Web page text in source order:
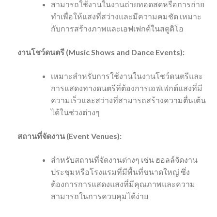
สามารถใช้งานในงานถ่ายทอดสดหรือการถ่าย
ทำเพื่อให้แสงที่สว่างและมีความคมชัด เหมาะ
กับการสร้างภาพและเอฟเฟกต์ในสตูดิโอ
งานโชว์ดนตรี (Music Shows and Dance Events):
เหมาะสำหรับการใช้งานในงานโชว์ดนตรีและ
การแสดงทางดนตรีที่ต้องการเอฟเฟกต์แสงที่มี
ความเร็วและสว่างที่สามารถสร้างความตื่นเต้น
ได้ในช่วงต่างๆ
สถานที่จัดงาน (Event Venues):
สำหรับสถานที่จัดงานต่างๆ เช่น ฮอลล์จัดงาน
ประชุมหรือโรงแรมที่มีพื้นที่ขนาดใหญ่ ซึ่ง
ต้องการการแสดงแสงที่มีคุณภาพและความ
สามารถในการควบคุมได้ง่าย